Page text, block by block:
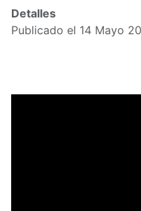
Detalles
Publicado el 14 Mayo